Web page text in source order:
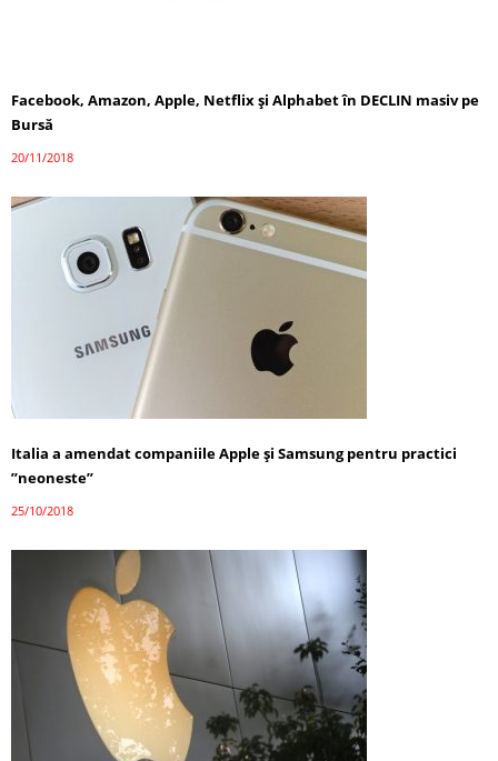
Facebook, Amazon, Apple, Netflix şi Alphabet în DECLIN masiv pe
Bursă
20/11/2018
Italia a amendat companiile Apple şi Samsung pentru practici
”neoneste”
25/10/2018